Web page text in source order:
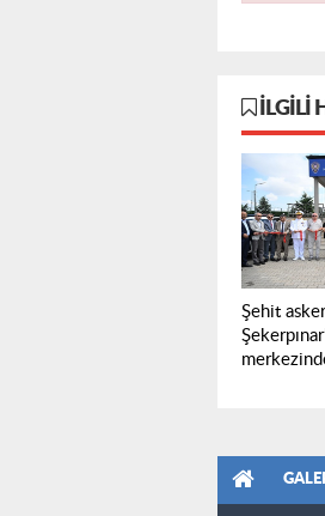
İLGILI
Şehit